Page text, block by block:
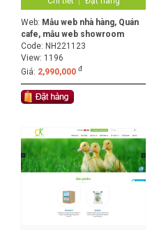
Web: Mẫu web nhà hàng, Quán
cafe, mẫu web showroom
Code: NH221123
View: 1196
Giá: 2,990,000 đ